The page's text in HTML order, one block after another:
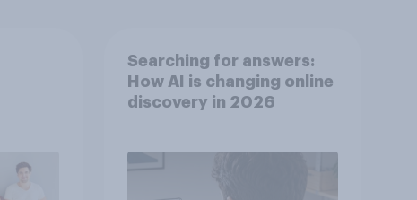
Searching for answers:
How AI is changing online
discovery in 2026